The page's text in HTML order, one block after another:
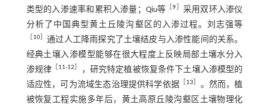
类型的入渗速率和累积入渗量；Qiu等 ［9
采用双环入渗仪
分析了中国典型黄土丘陵沟壑区的入渗过程。刘志强等
10］通过人工降雨探究了土壤结皮与入渗性能间的关系。
经典土壤入渗模型能够在很大程度上反映局部土壤水分入
渗规律
11-12
，研究特定植被恢复条件下土壤入渗模型的
适应性，可为流域生态治理提供科学依据
13
。然而，植
被恢复工程实施多年后，黄土高原丘陵沟壑区土壤物理化